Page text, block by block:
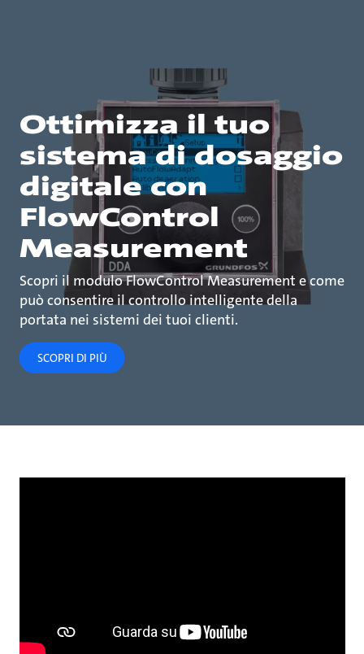
Ottimizza il tuo
sistema di dosaggio
digitale con
FlowControl
Measurement
Scopri il modulo FlowControl Measurement e come
può consentire il controllo intelligente della
portata nei sistemi dei tuoi clienti.
SCOPRI DI PIÙ